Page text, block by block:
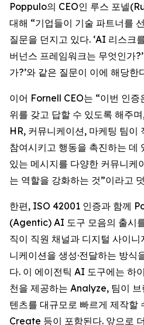
Poppulo의 CEO인 루스 포넬
대해 “기업들이 기술 파트너를
질문을 던지고 있다. ‘AI 리스크
버넌스 프레임워크는 무엇인가
가?’와 같은 질문이 이에 해당한
이어 Fornell CEO는 “이번 인증
위를 갖고 답할 수 있도록 해주
HR, 커뮤니케이션, 마케팅 팀이
참여시키고 행동을 촉진하는 데
있는 메시지를 다양한 커뮤니케
는 역할을 강화하는 것”이라고
한편, ISO 42001 인증과 함께
(Agentic) AI 도구 모음의 출시
직이 직원 채널과 디지털 사이
니케이션을 생성·전달하는 방식
다. 이 에이전틱 AI 도구에는 하
천을 제공하는 Analyze, 팀이
텐츠를 대규모로 빠르게 제작할
Create 등이 포함된다. 앞으로